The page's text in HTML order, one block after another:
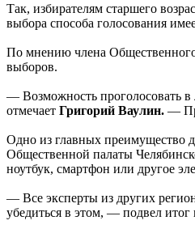
Так, избирателям старшего
выбора способа голосования
По мнению члена Общественного
выборов.
— Возможность проголосовать в
отмечает Григорий Ваулин. —
Одно из главных преимущество
Общественной палаты
ноутбук, смартфон или другое
— Все эксперты из других
убедиться в этом, — подвел итог